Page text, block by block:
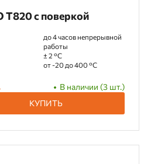
T820 с поверкой
до 4 часов непрерывной
работы
± 2 °C
от -20 до 400 °С
В наличии (3 шт.)
КУПИТЬ